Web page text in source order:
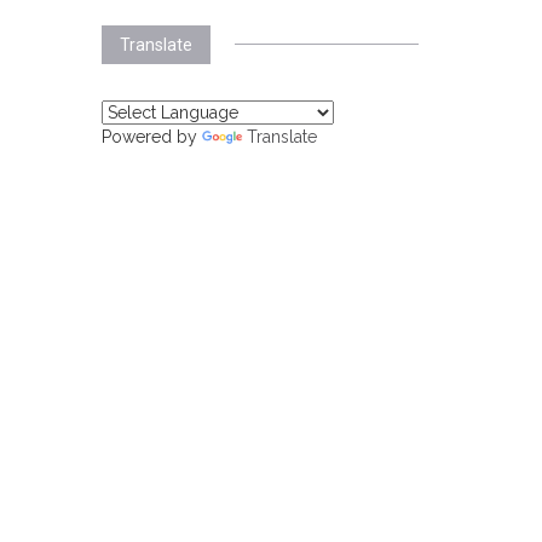
Translate
Powered by Translate